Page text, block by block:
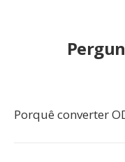
Porquê converter